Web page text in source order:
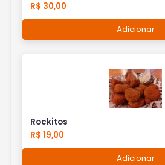
R$ 30,00
Adicionar
Rockitos
R$ 19,00
Adicionar